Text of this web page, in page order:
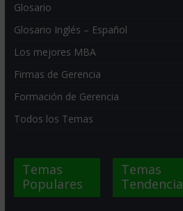
Glosario
Glosario Inglés – Español
Los mejores MBA
Firmas de Gerencia
Formación de Gerencia
Todos los Temas
Temas
Populares
Temas
Tendencia